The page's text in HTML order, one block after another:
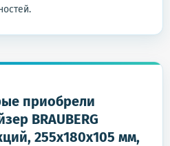
приобрели
BRAUBERG
255х180х105 мм,